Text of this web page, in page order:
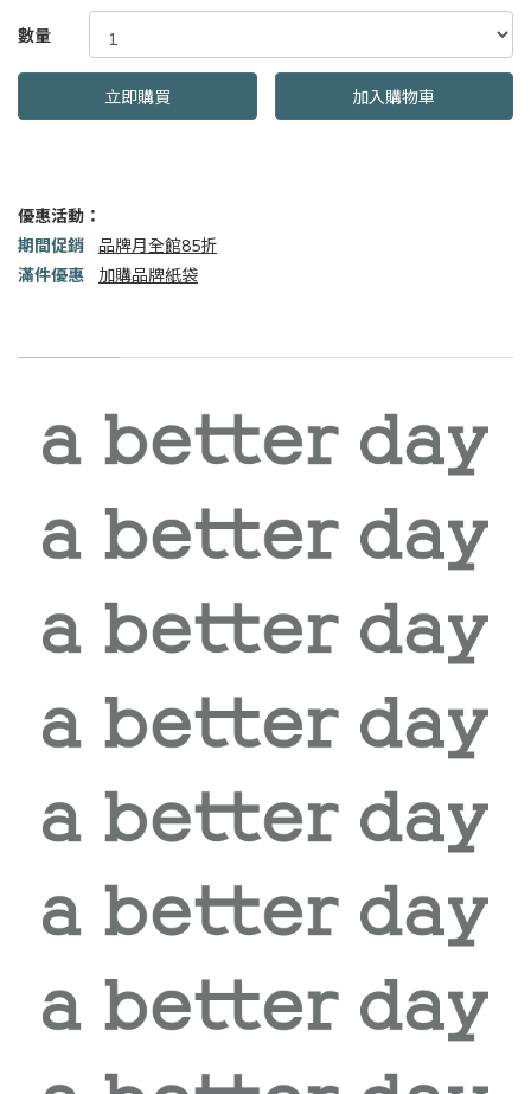
GOODS000000000000001664262
數量
立即購買 加入購物車
優惠活動：
期間促銷 品牌月全館85折
滿件優惠 加購品牌紙袋